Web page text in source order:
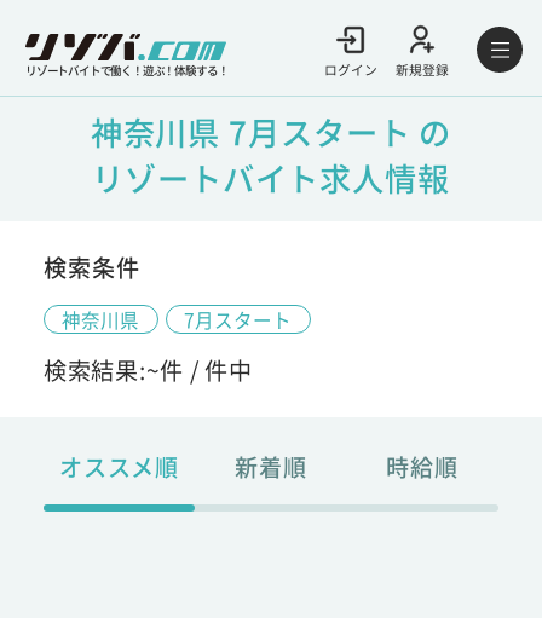
リゾートバイトで働く！遊ぶ！体験する！ ログイン 新規登録
神奈川県 7月スタート の
リゾートバイト求人情報
検索条件
神奈川県 7月スタート
検索結果:~件 /件中
オススメ順 新着順 時給順